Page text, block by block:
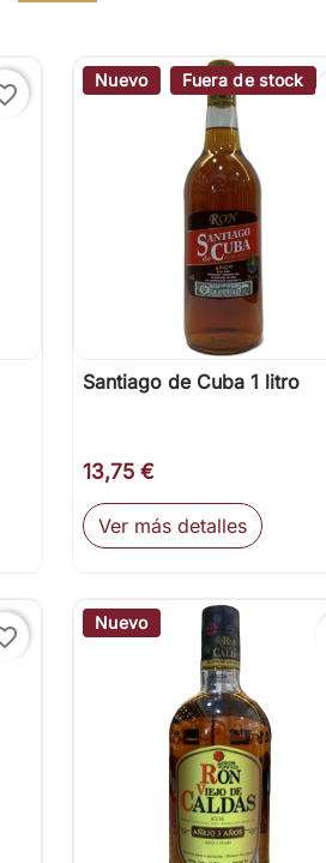
al carrito
Nuevo Fuera de stock
 Vista rápida
Santiago de Cuba 1 litro
13,75 €
Ver más detalles
Nuevo